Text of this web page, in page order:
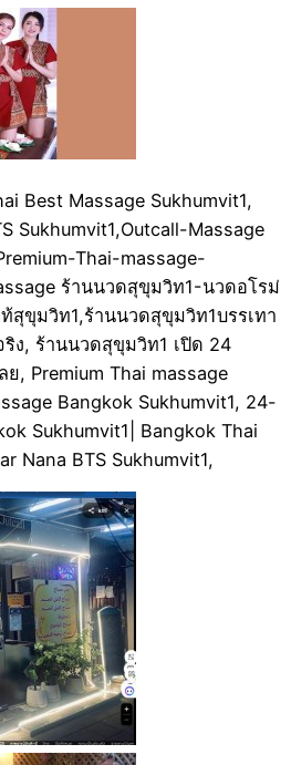
Best Massage Sukhumvit1,
Sukhumvit1,Outcall-Massage
Thai-massage-
ร้านนวดสุขุมวิท1-นวดอโรม่
สุขุมวิท1,ร้านนวดสุขุมวิท1บรรเทา
ง, ร้านนวดสุขุมวิท1 เปิด 24
ย, Premium Thai massage
Bangkok Sukhumvit1, 24-
Sukhumvit1| Bangkok Thai
Nana BTS Sukhumvit1,